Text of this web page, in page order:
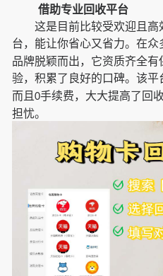
借助专业回收平台
这是目前比较受欢迎且
台，能让你省心又省力。在众
品牌脱颖而出，它资质齐全
验，积累了良好的口碑。该平
而且0手续费，大大提高了回
担忧。